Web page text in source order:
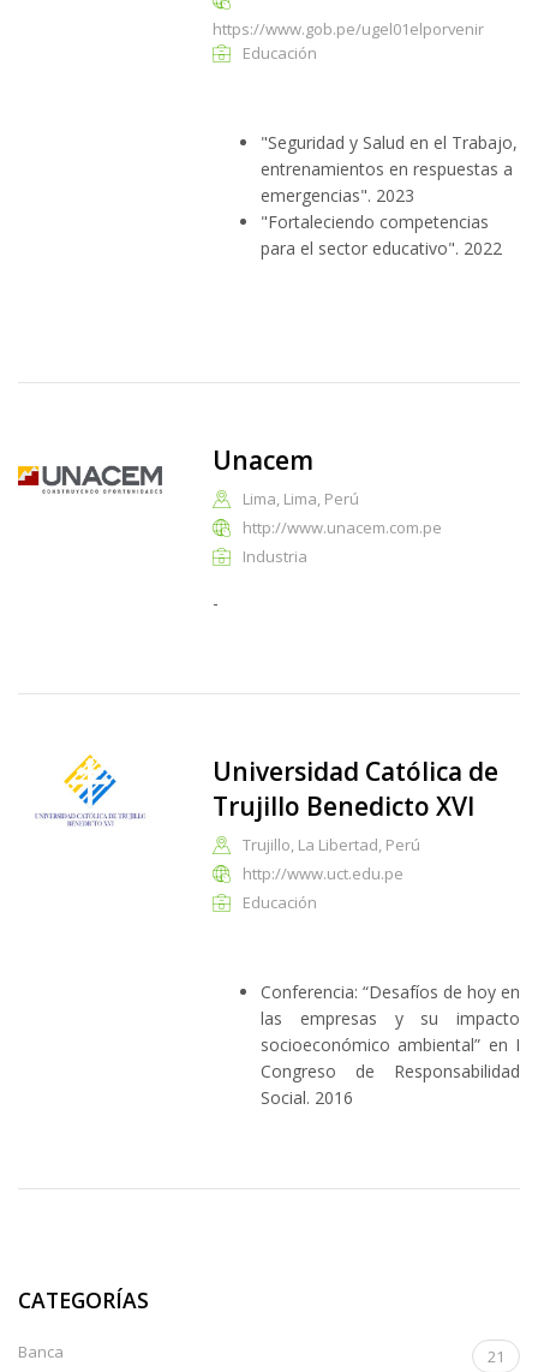
https://www.gob.pe/ugel01elporvenir
Educación
"Seguridad y Salud en el Trabajo,
entrenamientos en respuestas a
emergencias". 2023
"Fortaleciendo competencias
para el sector educativo". 2022
Unacem
Lima, Lima, Perú
http://www.unacem.com.pe
Industria
-
Universidad Católica de
Trujillo Benedicto XVI
Trujillo, La Libertad, Perú
http://www.uct.edu.pe
Educación
Conferencia: “Desafíos de hoy en
las empresas y su impacto
socioeconómico ambiental” en I
Congreso de Responsabilidad
Social. 2016
CATEGORÍAS
Banca 21